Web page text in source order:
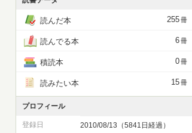
読んだ本 255冊
読んでる本 6冊
積読本 0冊
読みたい本 15冊
プロフィール
登録日 2010/08/13（5841日経過）